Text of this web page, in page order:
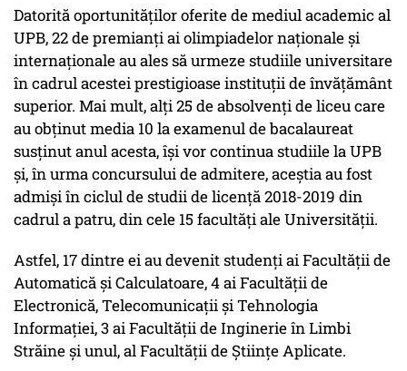
Datorită oportunităţilor oferite de mediul academic al
UPB, 22 de premianţi ai olimpiadelor naţionale şi
internaţionale au ales să urmeze studiile universitare
în cadrul acestei prestigioase instituţii de învăţământ
superior. Mai mult, alţi 25 de absolvenţi de liceu care
au obţinut media 10 la examenul de bacalaureat
susţinut anul acesta, îşi vor continua studiile la UPB
şi, în urma concursului de admitere, aceştia au fost
admişi în ciclul de studii de licenţă 2018-2019 din
cadrul a patru, din cele 15 facultăţi ale Universităţii.
Astfel, 17 dintre ei au devenit studenţi ai Facultăţii de
Automatică şi Calculatoare, 4 ai Facultăţii de
Electronică, Telecomunicaţii şi Tehnologia
Informaţiei, 3 ai Facultăţii de Inginerie în Limbi
Străine şi unul, al Facultăţii de Ştiinţe Aplicate.